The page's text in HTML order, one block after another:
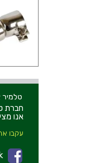
טלמיר
אנו
עקבו